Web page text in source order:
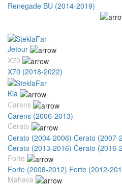
Renegade BU (2014-2019)
Jetour
X70
X70 (2018-2022)
Kia
Carens
Carens (2006-2013)
Cerato
Cerato (2004-2006) Cerato (2007-
Cerato (2013-2016) Cerato (2016-
Forte
Forte (2008-2012) Forte (2012-
Mahava